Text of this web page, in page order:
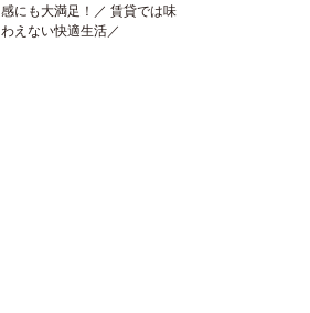
感にも大満足！／ 賃貸では味
わえない快適生活／